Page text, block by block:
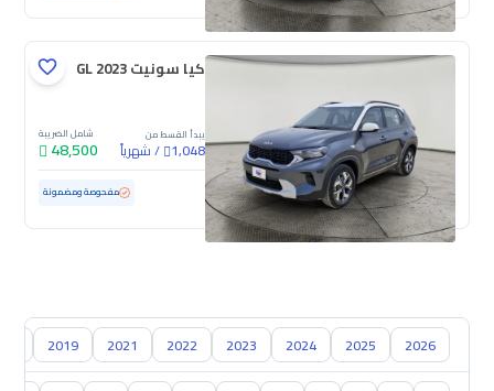
كيا سونيت GL 2023
يبدأ القسط من
1,048
/شهرياً
شامل الضريبة
48,500
مستعملة 93,000 كم مفحوصة ومضمونة
2026
2025
2024
2023
2022
2021
2019